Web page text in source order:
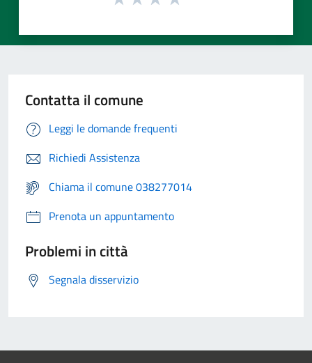
Contatta il comune
Leggi le domande frequenti
Richiedi Assistenza
Chiama il comune 038277014
Prenota un appuntamento
Problemi in città
Segnala disservizio